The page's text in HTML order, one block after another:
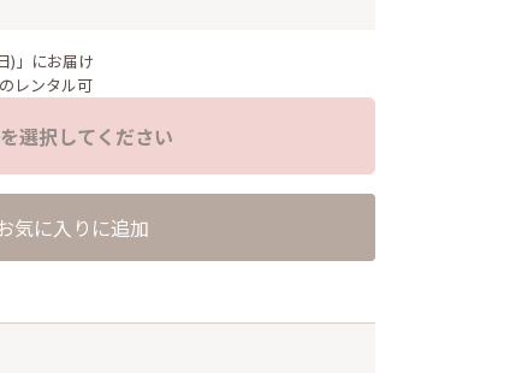
)」にお届け
レンタル可
選択してください
気に入りに追加